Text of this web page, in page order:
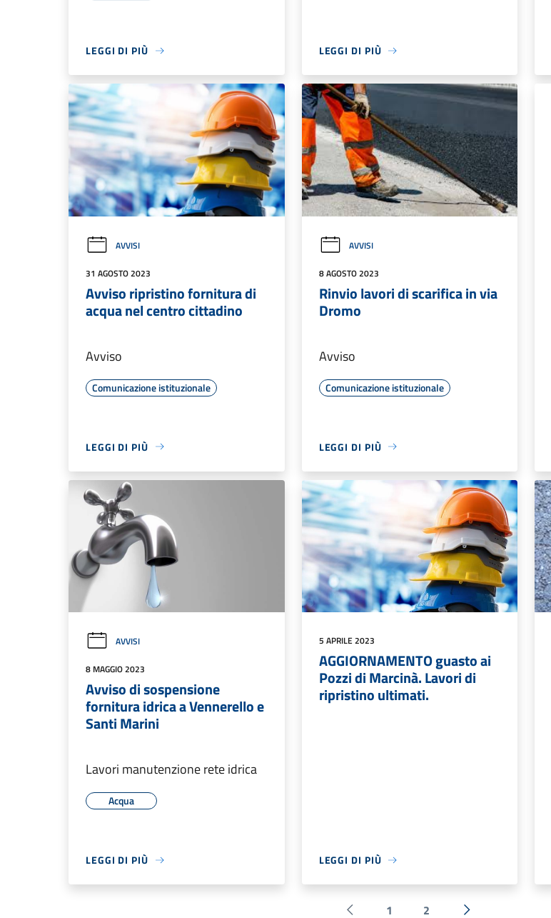
LEGGI DI PIÙ LEGGI DI PIÙ
AVVISI
31 AGOSTO 2023
Avviso ripristino fornitura di
acqua nel centro cittadino
Avviso
Comunicazione istituzionale
LEGGI DI PIÙ
AVVISI
8 AGOSTO 2023
Rinvio lavori di scarifica in via
Dromo
Avviso
Comunicazione istituzionale
LEGGI DI PIÙ
AVVISI
8 MAGGIO 2023
Avviso di sospensione
fornitura idrica a Vennerello e
Santi Marini
Lavori manutenzione rete idrica
Acqua
LEGGI DI PIÙ
5 APRILE 2023
AGGIORNAMENTO guasto ai
Pozzi di Marcinà. Lavori di
ripristino ultimati.
LEGGI DI PIÙ
1 2